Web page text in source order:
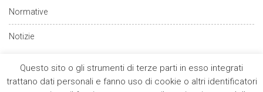
Normative
Notizie
Questo sito o gli strumenti di terze parti in esso integrati
trattano dati personali e fanno uso di cookie o altri identificatori